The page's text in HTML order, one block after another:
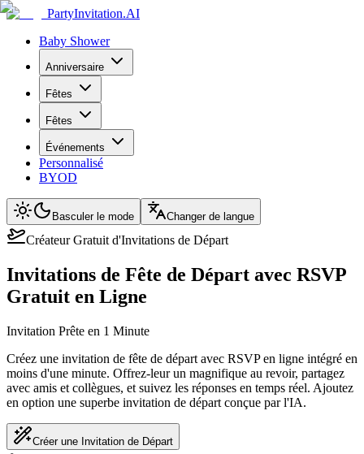
PartyInvitation.AI
Baby Shower
Anniversaire
Fêtes
Fêtes
Événements
Personnalisé
BYOD
Basculer le mode Changer de langue
Créateur Gratuit d'Invitations de Départ
Invitations de Fête de Départ avec RSVP
Gratuit en Ligne
Invitation Prête en 1 Minute
Créez une invitation de fête de départ avec RSVP en ligne intégré en
moins d'une minute. Offrez-leur un magnifique au revoir, partagez
avec amis et collègues, et suivez les réponses en temps réel. Ajoutez
en option une superbe invitation de départ conçue par l'IA.
Créer une Invitation de Départ